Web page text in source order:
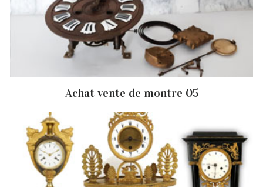
Achat vente de montre 05